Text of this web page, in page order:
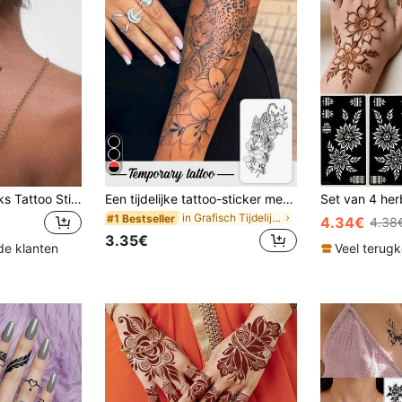
STARTTOOS 2 stuks Tattoo Sticker, Blauwe Kruiden Half Permanente Tattoo Stickers Met Bloemig Lotus & Halve Maan Ontwerp, Niet-Glanzend, Voor Arm, Lichaam
klanten
Een tijdelijke tattoo-sticker met een opvallend luipaardmotief gecombineerd met tropische bloemen- en botanische patronen. Water- en zweetbestendig, wasbaar en niet-reflecterend. Dit product is water- en zweetbestendig en kan 3 tot 5 dagen achter elkaar worden gebruikt.
#1 Bestseller in Grafisch Tijdelijke tatoeages
3.35€
4.34€
Veel